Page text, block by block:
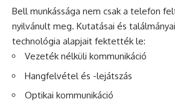
Bell munkássága nem csak a telefon
nyilvánult meg. Kutatásai és
technológia alapjait fektették le:
Vezeték nélküli kommunikáció
Hangfelvétel és -lejátszás
Optikai kommunikáció